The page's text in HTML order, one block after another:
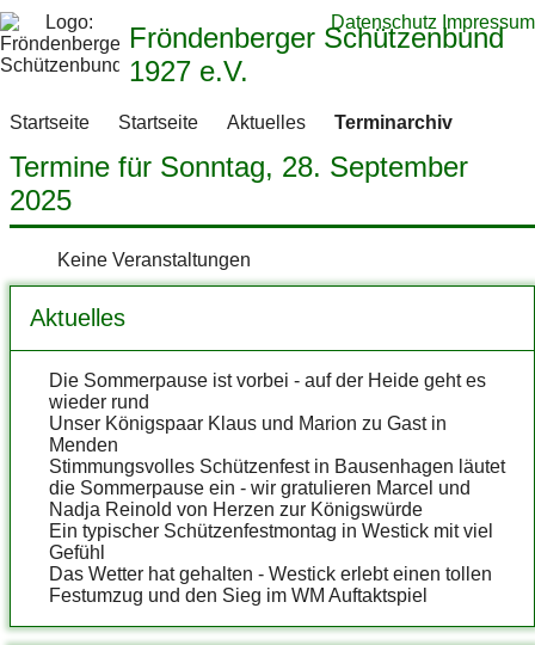
Fröndenberger Schützenbund
1927 e.V.
Datenschutz Impressum
Startseite Startseite Aktuelles Terminarchiv
Termine für Sonntag, 28. September
2025
Keine Veranstaltungen
Aktuelles
Die Sommerpause ist vorbei - auf der Heide geht es
wieder rund
Unser Königspaar Klaus und Marion zu Gast in
Menden
Stimmungsvolles Schützenfest in Bausenhagen läutet
die Sommerpause ein - wir gratulieren Marcel und
Nadja Reinold von Herzen zur Königswürde
Ein typischer Schützenfestmontag in Westick mit viel
Gefühl
Das Wetter hat gehalten - Westick erlebt einen tollen
Festumzug und den Sieg im WM Auftaktspiel